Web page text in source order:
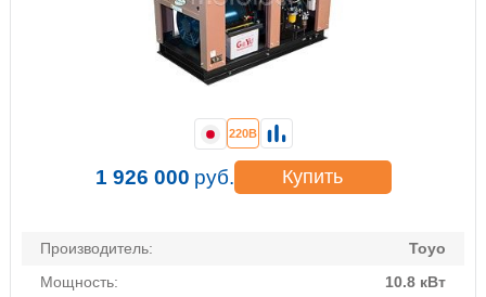
Производитель:
Toyo
Мощность:
10.8 кВт
220В
1 926 000 руб. Купить